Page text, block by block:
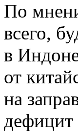
По
всего,
в
от
на
дефицит